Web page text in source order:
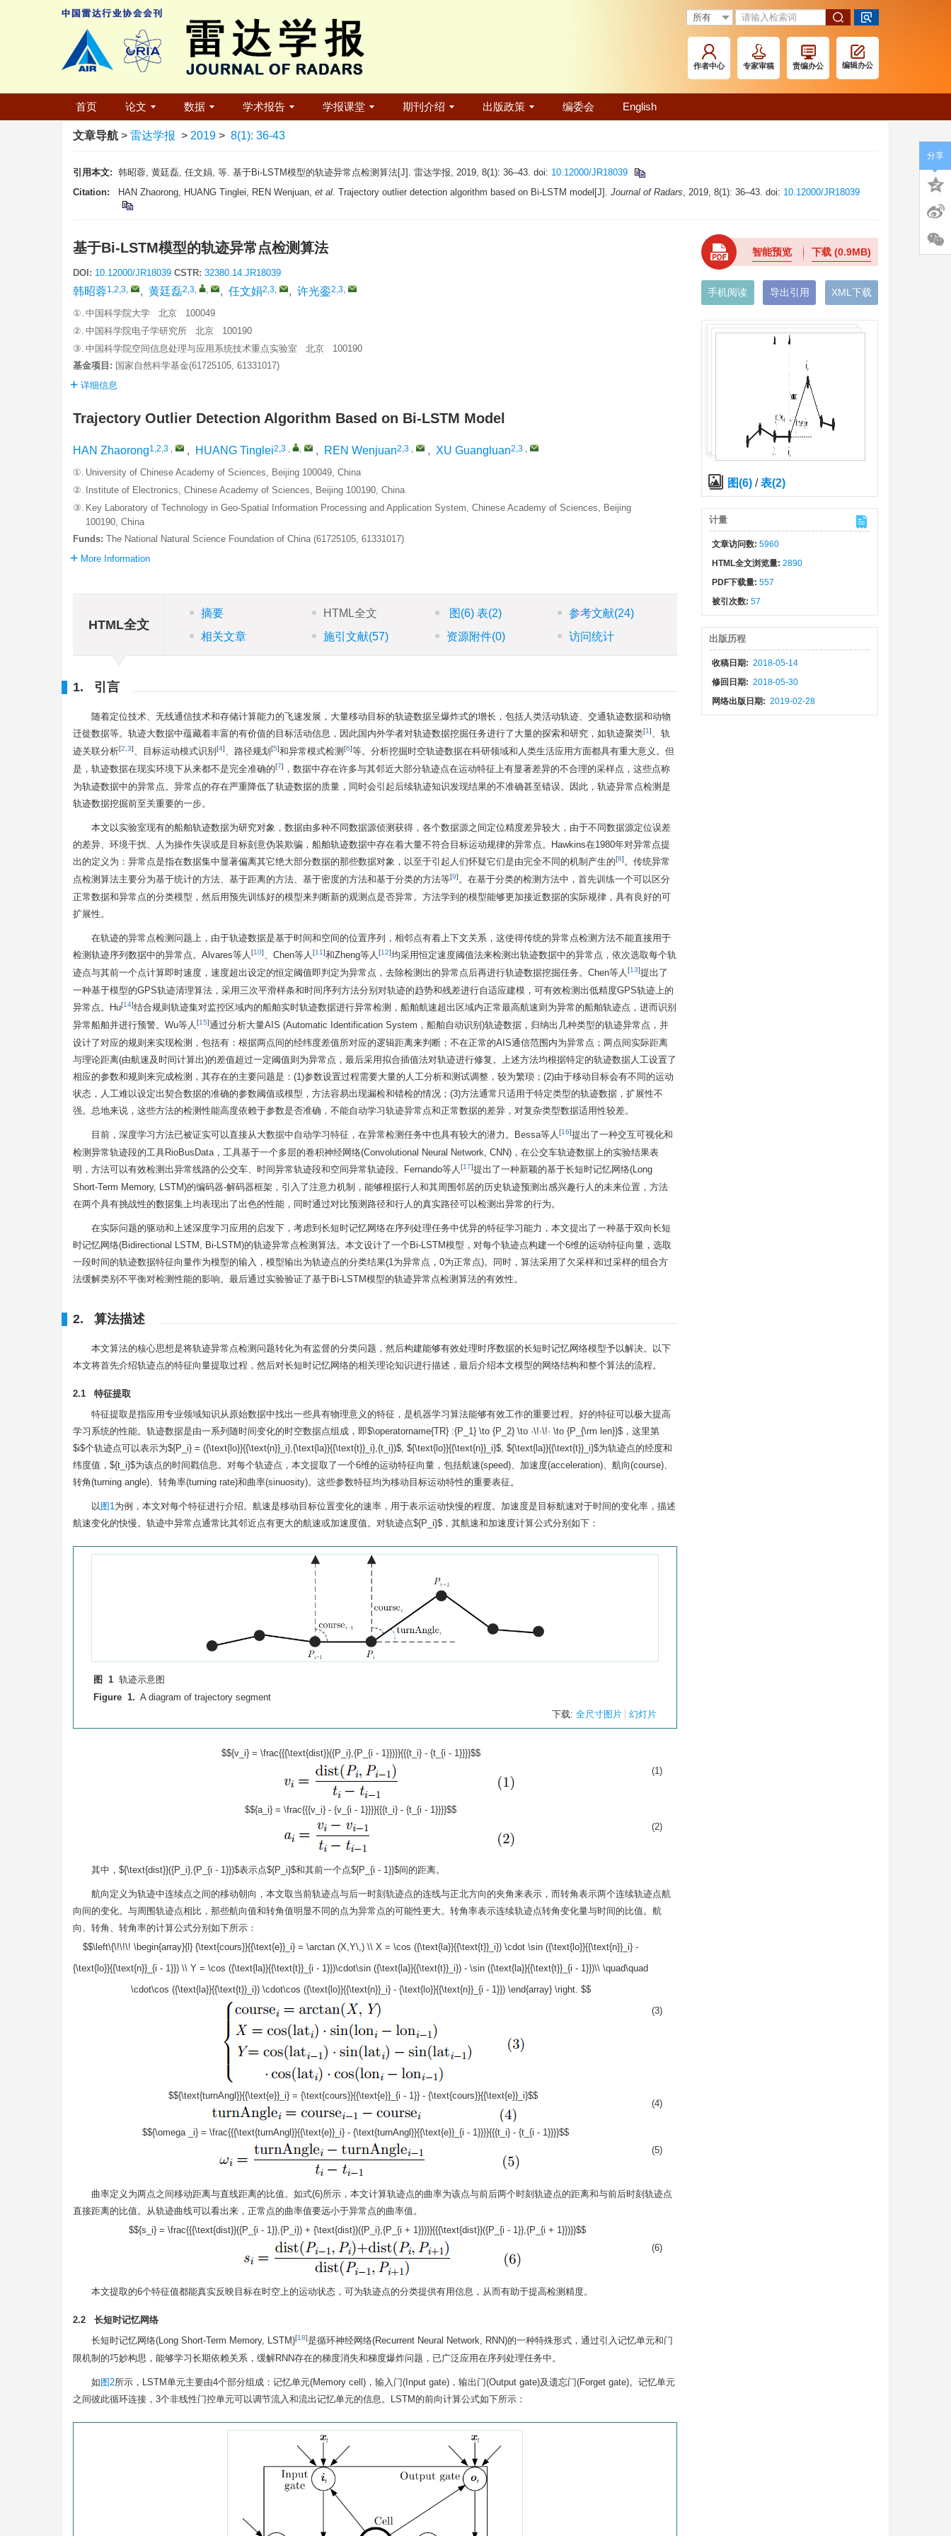
作者中心 专家审稿 责编办公 编辑办公
首页 论文 数据 学术报告 学报课堂 期刊介绍 出版政策 编委会 English
文章导航 > 雷达学报 > 2019 > 8(1): 36-43
引用本文: 韩昭蓉, 黄廷磊, 任文娟, 等. 基于Bi-LSTM模型的轨迹异常点检测算法[J]. 雷达学报, 2019, 8(1): 36–43. doi: 10.12000/JR18039
Citation:
HAN Zhaorong, HUANG Tinglei, REN Wenjuan, et al. Trajectory outlier detection algorithm based on Bi-LSTM model[J]. Journal of Radars, 2019, 8(1): 36–43. doi: 10.12000/JR18039
基于Bi-LSTM模型的轨迹异常点检测算法
DOI: 10.12000/JR18039 CSTR: 32380.14.JR18039
韩昭蓉1,2,3, , 黄廷磊2,3, , , 任文娟2,3, , 许光銮2,3,
①. 中国科学院大学 北京 100049
②. 中国科学院电子学研究所 北京 100190
③. 中国科学院空间信息处理与应用系统技术重点实验室 北京 100190
基金项目: 国家自然科学基金(61725105, 61331017)
详细信息
Trajectory Outlier Detection Algorithm Based on Bi-LSTM Model
HAN Zhaorong1,2,3 , , HUANG Tinglei2,3 , , , REN Wenjuan2,3 , , XU Guangluan2,3 ,
①. University of Chinese Academy of Sciences, Beijing 100049, China
②. Institute of Electronics, Chinese Academy of Sciences, Beijing 100190, China
③. Key Laboratory of Technology in Geo-Spatial Information Processing and Application System, Chinese Academy of Sciences, Beijing
100190, China
Funds: The National Natural Science Foundation of China (61725105, 61331017)
More Information
HTML全文
摘要 HTML全文 图 (6)表(2) 参考文献(24)
相关文章
施引文献(57) 资源附件(0) 访问统计
1. 引言
随着定位技术、无线通信技术和存储计算能力的飞速发展，大量移动目标的轨迹数据呈爆炸式的增长，包括人类活动轨迹、交通轨迹数据和动物
迁徙数据等。轨迹大数据中蕴藏着丰富的有价值的目标活动信息，因此国内外学者对轨迹数据挖掘任务进行了大量的探索和研究，如轨迹聚类[1]、轨
迹关联分析[2 3]、目标运动模式识别 [4]、路径规划 [5]和异常模式检测 [6]等。分析挖掘时空轨迹数据在科研领域和人类生活应用方面都具有重大意义。但
是，轨迹数据在现实环境下从来都不是完全准确的[7] ，数据中存在许多与其邻近大部分轨迹点在运动特征上有显著差异的不合理的采样点，这些点称
为轨迹数据中的异常点。异常点的存在严重降低了轨迹数据的质量，同时会引起后续轨迹知识发现结果的不准确甚至错误。因此，轨迹异常点检测是
轨迹数据挖掘前至关重要的一步。
本文以实验室现有的船舶轨迹数据为研究对象，数据由多种不同数据源侦测获得，各个数据源之间定位精度差异较大，由于不同数据源定位误差
的差异、环境干扰、人为操作失误或是目标刻意伪装欺骗，船舶轨迹数据中存在着大量不符合目标运动规律的异常点。Hawkins在1980年对异常点提
出的定义为：异常点是指在数据集中显著偏离其它绝大部分数据的那些数据对象，以至于引起人们怀疑它们是由完全不同的机制产生的[8]。传统异常
点检测算法主要分为基于统计的方法、基于距离的方法、基于密度的方法和基于分类的方法等[9]。在基于分类的检测方法中，首先训练一个可以区分
正常数据和异常点的分类模型，然后用预先训练好的模型来判断新的观测点是否异常。方法学到的模型能够更加接近数据的实际规律，具有良好的可
扩展性。
在轨迹的异常点检测问题上，由于轨迹数据是基于时间和空间的位置序列，相邻点有着上下文关系，这使得传统的异常点检测方法不能直接用于
检测轨迹序列数据中的异常点。Alvares等人[10]、Chen等人[11]和Zheng等人[12]均采用恒定速度阈值法来检测出轨迹数据中的异常点，依次选取每个轨
迹点与其前一个点计算即时速度，速度超出设定的恒定阈值即判定为异常点，去除检测出的异常点后再进行轨迹数据挖掘任务。Chen等人[13]提出了
一种基于模型的GPS轨迹清理算法，采用三次平滑样条和时间序列方法分别对轨迹的趋势和残差进行自适应建模，可有效检测出低精度GPS轨迹上的
异常点。Hu[14]结合规则轨迹集对监控区域内的船舶实时轨迹数据进行异常检测，船舶航速超出区域内正常最高航速则为异常的船舶轨迹点，进而识别
异常船舶并进行预警。Wu等人[15]通过分析大量AIS (Automatic Identification System，船舶自动识别)轨迹数据，归纳出几种类型的轨迹异常点，并
设计了对应的规则来实现检测，包括有：根据两点间的经纬度差值所对应的逻辑距离来判断；不在正常的AIS通信范围内为异常点；两点间实际距离
与理论距离(由航速及时间计算出)的差值超过一定阈值则为异常点，最后采用拟合插值法对轨迹进行修复。上述方法均根据特定的轨迹数据人工设置了
相应的参数和规则来完成检测，其存在的主要问题是：(1)参数设置过程需要大量的人工分析和测试调整，较为繁琐；(2)由于移动目标会有不同的运动
状态，人工难以设定出契合数据的准确的参数阈值或模型，方法容易出现漏检和错检的情况；(3)方法通常只适用于特定类型的轨迹数据，扩展性不
强。总地来说，这些方法的检测性能高度依赖于参数是否准确，不能自动学习轨迹异常点和正常数据的差异，对复杂类型数据适用性较差。
目前，深度学习方法已被证实可以直接从大数据中自动学习特征，在异常检测任务中也具有较大的潜力。Bessa等人[16]提出了一种交互可视化和
检测异常轨迹段的工具RioBusData，工具基于一个多层的卷积神经网络(Convolutional Neural Network, CNN)，在公交车轨迹数据上的实验结果表
明，方法可以有效检测出异常线路的公交车、时间异常轨迹段和空间异常轨迹段。Fernando等人[17]提出了一种新颖的基于长短时记忆网络(Long
Short-Term Memory, LSTM)的编码器-解码器框架，引入了注意力机制，能够根据行人和其周围邻居的历史轨迹预测出感兴趣行人的未来位置，方法
在两个具有挑战性的数据集上均表现出了出色的性能，同时通过对比预测路径和行人的真实路径可以检测出异常的行为。
在实际问题的驱动和上述深度学习应用的启发下，考虑到长短时记忆网络在序列处理任务中优异的特征学习能力，本文提出了一种基于双向长短
时记忆网络(Bidirectional LSTM, Bi-LSTM)的轨迹异常点检测算法。本文设计了一个Bi-LSTM模型，对每个轨迹点构建一个6维的运动特征向量，选取
一段时间的轨迹数据特征向量作为模型的输入，模型输出为轨迹点的分类结果(1为异常点，0为正常点)。同时，算法采用了欠采样和过采样的组合方
法缓解类别不平衡对检测性能的影响。最后通过实验验证了基于Bi-LSTM模型的轨迹异常点检测算法的有效性。
2. 算法描述
本文算法的核心思想是将轨迹异常点检测问题转化为有监督的分类问题，然后构建能够有效处理时序数据的长短时记忆网络模型予以解决。以下
本文将首先介绍轨迹点的特征向量提取过程，然后对长短时记忆网络的相关理论知识进行描述，最后介绍本文模型的网络结构和整个算法的流程。
2.1 特征提取
特征提取是指应用专业领域知识从原始数据中找出一些具有物理意义的特征，是机器学习算法能够有效工作的重要过程。好的特征可以极大提高
学习系统的性能。轨迹数据是由一系列随时间变化的时空数据点组成，即$\operatorname{TR} :{P_1} \to {P_2} \to ·\!·\!· \to {P_{\rm len}}$ ，这里第
$i$个轨迹点可以表示为${P_i} = ({\text{lo}}{{\text{n}}_i},{\text{la}}{{\text{t}}_i},{t_i})$, ${\text{lo}}{{\text{n}}_i}$, ${\text{la}}{{\text{t}}_i}$为轨迹点的经度和
纬度值， ${t_i}$为该点的时间戳信息。对每个轨迹点，本文提取了一个6维的运动特征向量，包括航速(speed)、加速度(acceleration)、航向(course)、
转角(turning angle)、转角率(turning rate)和曲率(sinuosity)。这些参数特征均为移动目标运动特性的重要表征。
以 图1为例，本文对每个特征进行介绍。航速是移动目标位置变化的速率，用于表示运动快慢的程度。加速度是目标航速对于时间的变化率，描述
航速变化的快慢。轨迹中异常点通常比其邻近点有更大的航速或加速度值。对轨迹点${P_i}$ ，其航速和加速度计算公式分别如下：
图 1 轨迹示意图
Figure 1. A diagram of trajectory segment
下载: 全尺寸图片 幻灯片
$${v_i} = \frac{{{\text{dist}}({P_i},{P_{i - 1}})}}{{{t_i} - {t_{i - 1}}}}$$
(1)
$${a_i} = \frac{{{v_i} - {v_{i - 1}}}}{{{t_i} - {t_{i - 1}}}}$$
(2)
其中， ${\text{dist}}({P_i},{P_{i - 1}})$表示点${P_i}$和其前一个点${P_{i - 1}}$间的距离。
航向定义为轨迹中连续点之间的移动朝向，本文取当前轨迹点与后一时刻轨迹点的连线与正北方向的夹角来表示，而转角表示两个连续轨迹点航
向间的变化。与周围轨迹点相比，那些航向值和转角值明显不同的点为异常点的可能性更大。转角率表示连续轨迹点转角变化量与时间的比值。航
向、转角、转角率的计算公式分别如下所示：
$$\left\{\!\!\! \begin{array}{l} {\text{cours}}{{\text{e}}_i} = \arctan (X,Y\,) \\ X = \cos ({\text{la}}{{\text{t}}_i}) \cdot \sin ({\text{lo}}{{\text{n}}_i} -
{\text{lo}}{{\text{n}}_{i - 1}}) \\ Y = \cos ({\text{la}}{{\text{t}}_{i - 1}})\cdot\sin ({\text{la}}{{\text{t}}_i}) - \sin ({\text{la}}{{\text{t}}_{i - 1}})\\ \quad\quad
\cdot\cos ({\text{la}}{{\text{t}}_i}) \cdot\cos ({\text{lo}}{{\text{n}}_i} - {\text{lo}}{{\text{n}}_{i - 1}}) \end{array} \right. $$
(3)
$${\text{turnAngl}}{{\text{e}}_i} = {\text{cours}}{{\text{e}}_{i - 1}} - {\text{cours}}{{\text{e}}_i}$$
(4)
$${\omega _i} = \frac{{{\text{turnAngl}}{{\text{e}}_i} - {\text{turnAngl}}{{\text{e}}_{i - 1}}}}{{{t_i} - {t_{i - 1}}}}$$
(5)
曲率定义为两点之间移动距离与直线距离的比值。如式(6)所示，本文计算轨迹点的曲率为该点与前后两个时刻轨迹点的距离和与前后时刻轨迹点
直接距离的比值。从轨迹曲线可以看出来，正常点的曲率值要远小于异常点的曲率值。
$${s_i} = \frac{{{\text{dist}}({P_{i - 1}},{P_i}) + {\text{dist}}({P_i},{P_{i + 1}})}}{{{\text{dist}}({P_{i - 1}},{P_{i + 1}})}}$$
(6)
本文提取的6个特征值都能真实反映目标在时空上的运动状态，可为轨迹点的分类提供有用信息，从而有助于提高检测精度。
2.2 长短时记忆网络
长短时记忆网络(Long Short-Term Memory, LSTM)[18]是循环神经网络(Recurrent Neural Network, RNN)的一种特殊形式，通过引入记忆单元和门
限机制的巧妙构思，能够学习长期依赖关系，缓解RNN存在的梯度消失和梯度爆炸问题，已广泛应用在序列处理任务中。
如 图2所示，LSTM单元主要由4个部分组成：记忆单元(Memory cell)，输入门(Input gate)，输出门(Output gate)及遗忘门(Forget gate)。记忆单元
之间彼此循环连接，3个非线性门控单元可以调节流入和流出记忆单元的信息。LSTM的前向计算公式如下所示：
智能预览 下载 (0.9MB)
手机阅读 导出引用 XML下载
图(6)/表(2)
计量
文章访问数: 5960
HTML全文浏览量: 2890
PDF下载量: 557
被引次数: 57
出版历程
收稿日期: 2018-05-14
修回日期: 2018-05-30
网络出版日期: 2019-02-28
分享